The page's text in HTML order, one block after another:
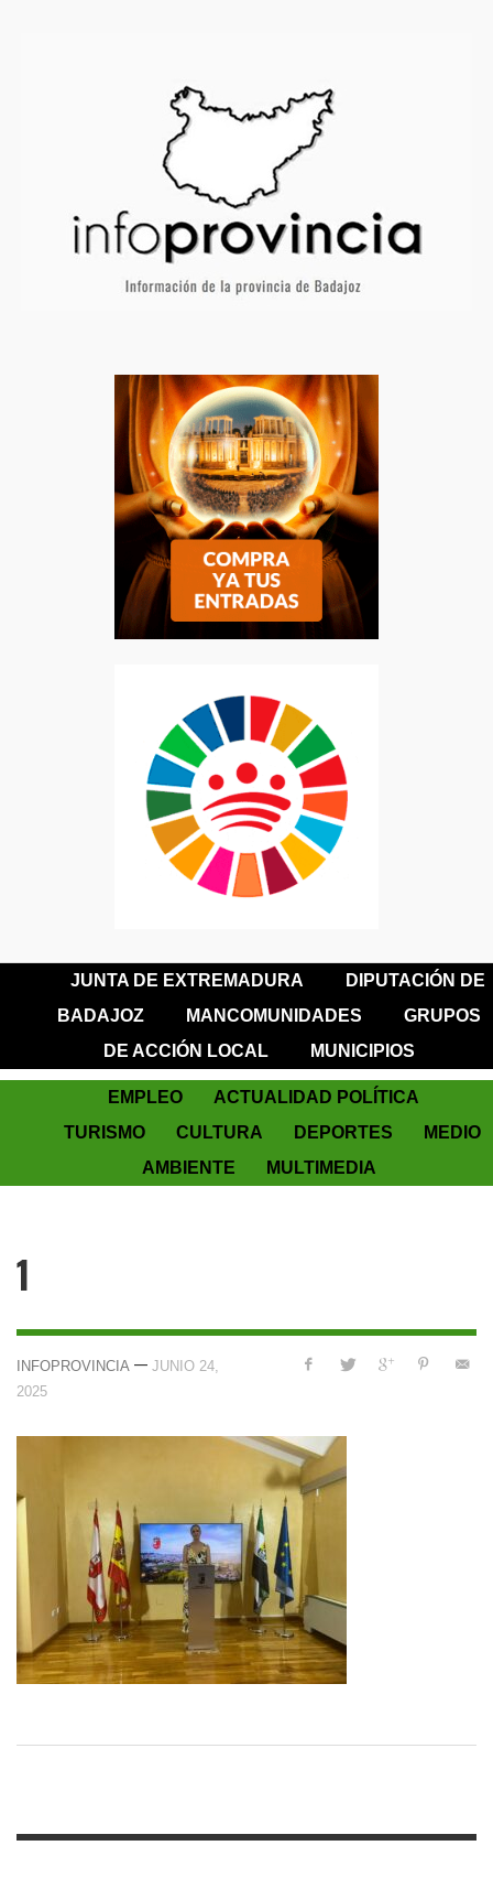
JUNTA DE EXTREMADURA
DIPUTACIÓN DE
BADAJOZ
MANCOMUNIDADES
GRUPOS
DE ACCIÓN LOCAL
MUNICIPIOS
EMPLEO
ACTUALIDAD POLÍTICA
TURISMO
CULTURA DEPORTES
MEDIO
AMBIENTE
MULTIMEDIA
1
INFOPROVINCIA — JUNIO 24,
2025